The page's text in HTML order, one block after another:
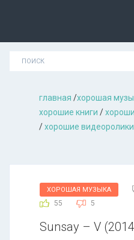
главная /хорошая
хорошие книги /
/хорошие видеоролики
ХОРОШАЯ МУЗЫКА
55
5
Sunsay – V